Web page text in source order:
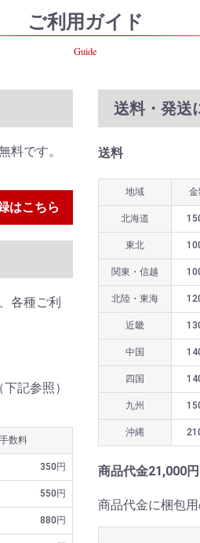
ご利用ガイド
Guide
料です。
はこちら
各種ご利
記参照）
手数料
350円
550円
880円
送料・発送
送料
地域 金
北海道
東北
関東・信越
北陸・東海
近畿
中国
四国
九州
沖縄
商品代金21,000
商品代金に梱包